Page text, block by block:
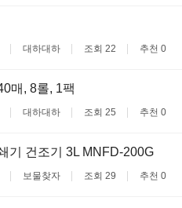
대하대하 조회 22 추천 0
매, 8롤, 1팩
대하대하 조회 25 추천 0
기 건조기 3L MNFD-200G
보물찾자 조회 29 추천 0